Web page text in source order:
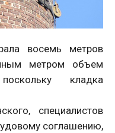
восемь метров
метром объем
кладка
специалистов
соглашению,